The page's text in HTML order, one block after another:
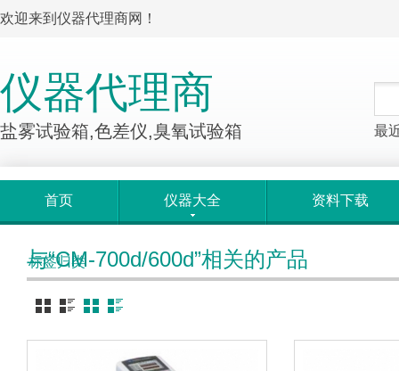
欢迎来到仪器代理商网！
仪器代理商
盐雾试验箱,色差仪,臭氧试验箱 最
首页 仪器大全 资料下载
标签归类
与“CM-700d/600d”相关的产品